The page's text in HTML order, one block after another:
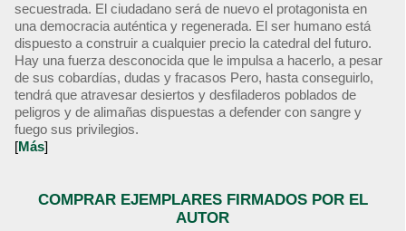
secuestrada. El ciudadano será de nuevo el protagonista en
una democracia auténtica y regenerada. El ser humano está
dispuesto a construir a cualquier precio la catedral del futuro.
Hay una fuerza desconocida que le impulsa a hacerlo, a pesar
de sus cobardías, dudas y fracasos Pero, hasta conseguirlo,
tendrá que atravesar desiertos y desfiladeros poblados de
peligros y de alimañas dispuestas a defender con sangre y
fuego sus privilegios.
[Más]
COMPRAR EJEMPLARES FIRMADOS POR EL
AUTOR